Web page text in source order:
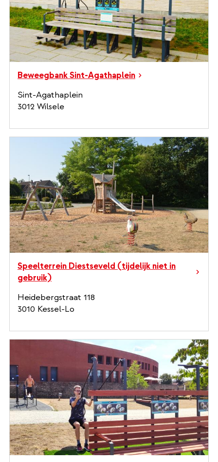
Beweegbank Sint-Agathaplein
Sint-Agathaplein
3012 Wilsele
Speelterrein Diestseveld (tijdelijk niet in
gebruik)
Heidebergstraat 118
3010 Kessel-Lo